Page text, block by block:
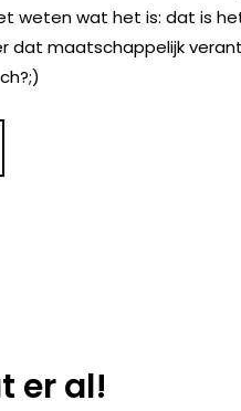
weten wat het is: dat is
dat maatschappelijk
er al!